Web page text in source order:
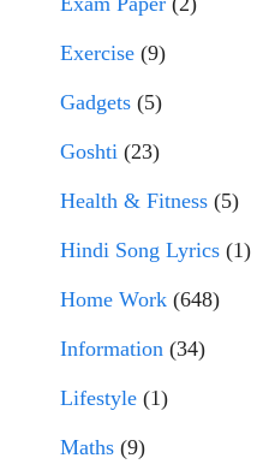
Exercise (9)
Gadgets (5)
Goshti (23)
Health & Fitness (5)
Hindi Song Lyrics (1)
Home Work (648)
Information (34)
Lifestyle (1)
Maths (9)